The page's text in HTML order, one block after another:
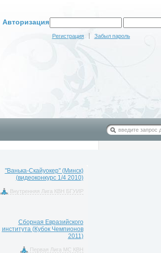
Авторизация
Регистрация Забыл пароль
"Ванька-Скайуокер" (Минск)
(видеоконкурс 1/4 2010)
Внутренняя Лига КВН БГУИР
Сборная Евразийского
института (Кубок Чемпионов
2011)
Первая Лига МС КВН